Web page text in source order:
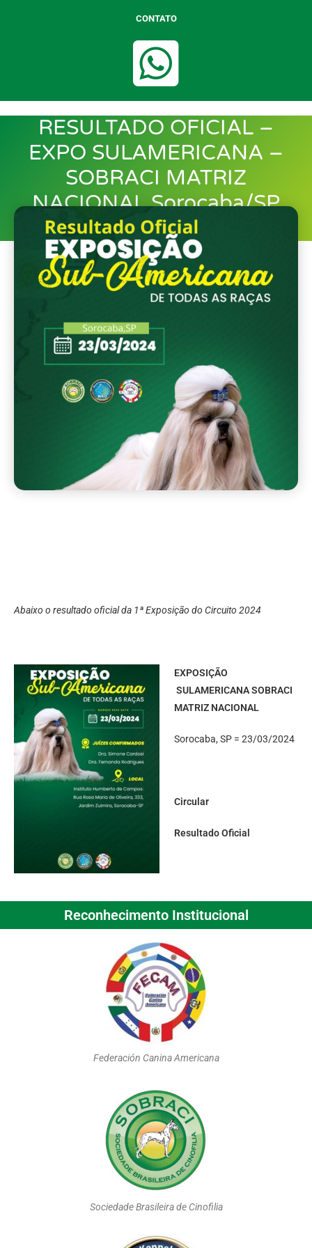
CONTATO
RESULTADO OFICIAL –
EXPO SULAMERICANA –
SOBRACI MATRIZ
NACIONAL Sorocaba/SP
23/03/2024
Abaixo o resultado oficial da 1ª Exposição do Circuito 2024
EXPOSIÇÃO
SULAMERICANA SOBRACI
MATRIZ NACIONAL
Sorocaba, SP = 23/03/2024
Circular
Resultado Oficial
Reconhecimento Institucional
Federación Canina Americana
Sociedade Brasileira de Cinofilia